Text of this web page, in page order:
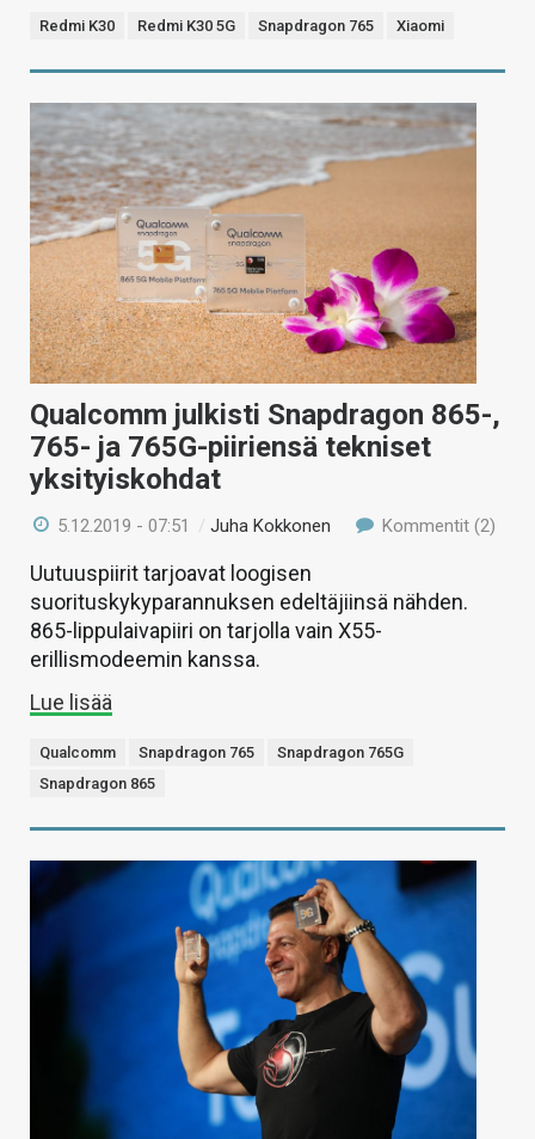
Redmi K30 Redmi K30 5G Snapdragon 765 Xiaomi
Qualcomm julkisti Snapdragon 865-,
765- ja 765G-piiriensä tekniset
yksityiskohdat
5.12.2019 - 07:51 /Juha Kokkonen Kommentit (2)
Uutuuspiirit tarjoavat loogisen
suorituskykyparannuksen edeltäjiinsä nähden.
865-lippulaivapiiri on tarjolla vain X55-
erillismodeemin kanssa.
Lue lisää
Qualcomm Snapdragon 765
Snapdragon 765G
Snapdragon 865